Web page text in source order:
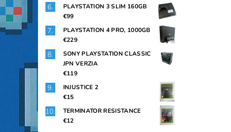
PLAYSTATION 3 SLIM 160GB
€99
PLAYSTATION 4 PRO, 1000GB
€229
SONY PLAYSTATION CLASSIC
JPN VERZIA
€119
INJUSTICE 2
€15
TERMINATOR RESISTANCE
€12